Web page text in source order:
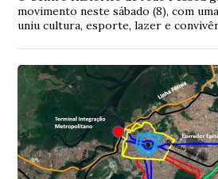
movimento neste sábado (8), com
uniu cultura, esporte, lazer e